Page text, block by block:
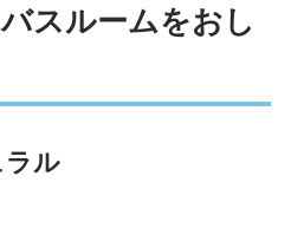
スルームをおし
ル